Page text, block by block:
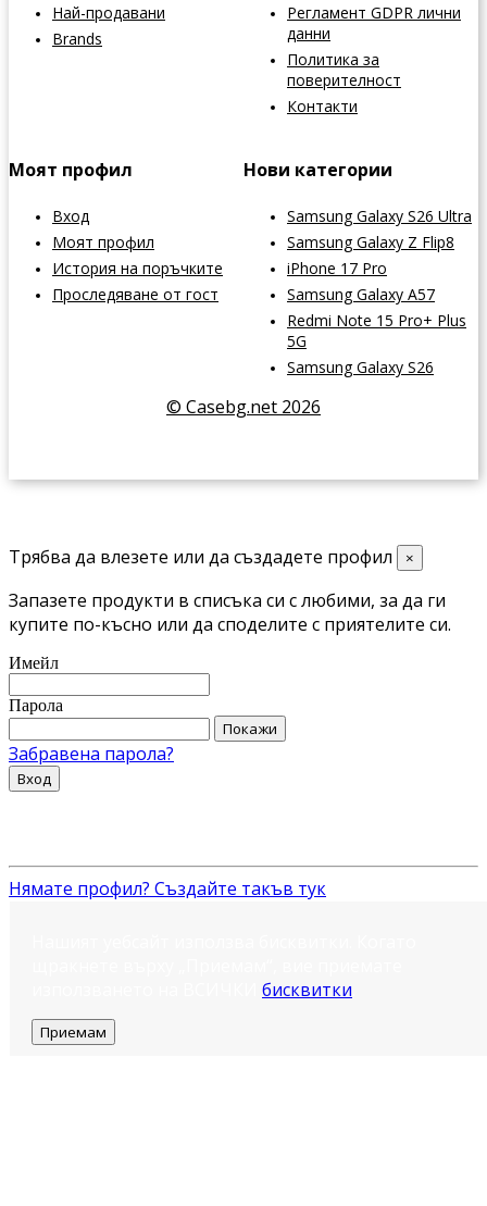
Най-продавани
Brands
Регламент GDPR лични
данни
Политика за
поверителност
Контакти
Моят профил
Вход
Моят профил
История на поръчките
Проследяване от гост
Нови категории
Samsung Galaxy S26 Ultra
Samsung Galaxy Z Flip8
iPhone 17 Pro
Samsung Galaxy A57
Redmi Note 15 Pro+ Plus
5G
Samsung Galaxy S26
© Casebg.net 2026
Трябва да влезете или да създадете профил ×
Запазете продукти в списъка си с любими, за да ги
купите по-късно или да споделите с приятелите си.
Имейл
Парола
Покажи
Забравена парола?
Вход
Нямате профил? Създайте такъв тук
бисквитки
Приемам